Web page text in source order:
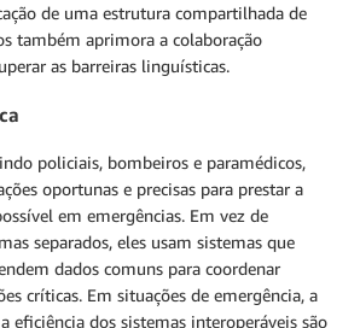
de uma estrutura compartilhada de
também aprimora a colaboração
as barreiras linguísticas.
policiais, bombeiros e paramédicos,
oportunas e precisas para prestar a
em emergências. Em vez de
separados, eles usam sistemas que
dados comuns para coordenar
críticas. Em situações de emergência, a
eficiência dos sistemas interoperáveis são